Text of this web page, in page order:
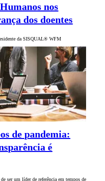
nos
dos doentes
da SISQUAL® WFM
de pandemia:
é
ser um líder de referência em tempos de